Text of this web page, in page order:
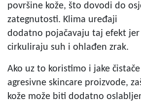
površine kože, što dovodi do
zategnutosti. Klima uređaji
dodatno pojačavaju taj efekt
cirkuliraju suh i ohlađen zrak.
Ako uz to koristimo i jake
agresivne skincare proizvode,
kože može biti dodatno